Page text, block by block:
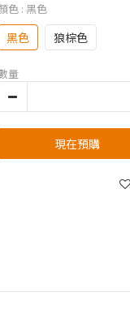
色 : 黑色
黑色 狼棕色
量
現在預購